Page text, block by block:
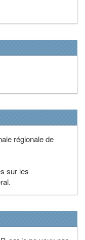
régionale de
sur les